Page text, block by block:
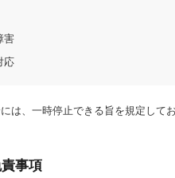
害
応
は、一時停止できる旨を規定して
事項